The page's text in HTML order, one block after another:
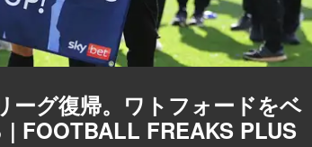
ーグ復帰。ワトフォードをベ
FOOTBALL FREAKS PLUS